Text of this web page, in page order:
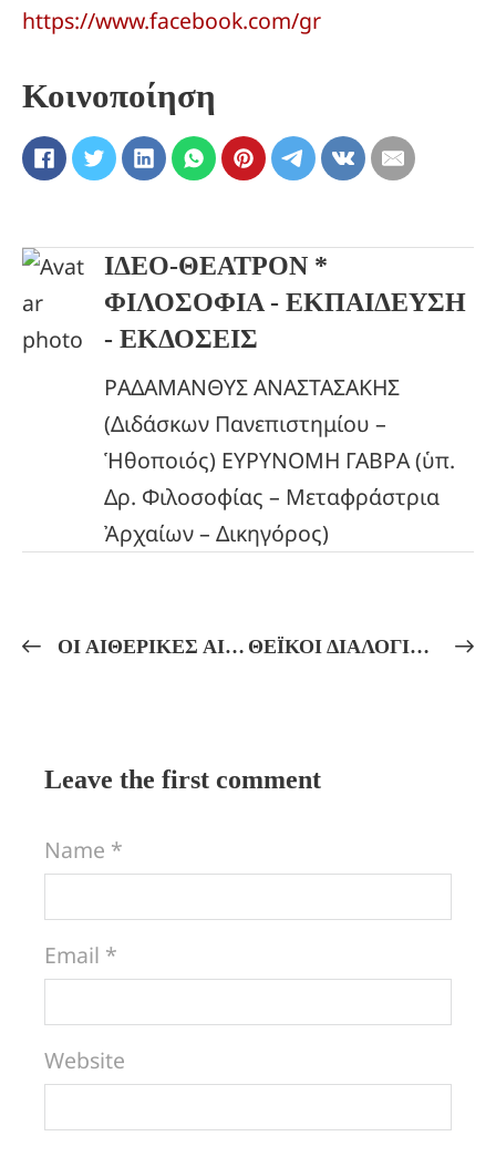
https://www.facebook.com/gr
Κοινοποίηση
ΙΔΕΟ-ΘΕΑΤΡΟΝ *
ΦΙΛΟΣΟΦΙΑ - ΕΚΠΑΙΔΕΥΣΗ
- ΕΚΔΟΣΕΙΣ
ΡΑΔΑΜΑΝΘΥΣ ΑΝΑΣΤΑΣΑΚΗΣ
(Διδάσκων Πανεπιστημίου –
Ἡθοποιός) ΕΥΡΥΝΟΜΗ ΓΑΒΡΑ (ὑπ.
Δρ. Φιλοσοφίας – Μεταφράστρια
Ἀρχαίων – Δικηγόρος)
ΟΙ ΑΙΘΕΡΙΚΕΣ ΑΙΣΘΗΣΕΙΣ ΚΑΙ Η ΜΥΗΣΗ ΣΤΗΝ ΘΕΟΥΡΓΙΚΗ ΠΡΑΞΗ! ΘΕΟΥΡΓΙΑ ΚΑΙ ΝΕΟΠΛΑΤΩΝΙΚΗ ΦΙΛΟΣΟΦΙΑ! ΘΕΪΚΟΙ ΔΙΑΛΟΓΙΣΜΟΙ ΚΑΙ ΟΡΦΙΚΟΙ ΥΜΝΟΙ! Η ΚΑΘΟΔΟΣ ΤΗΣ ΟΥΡΑΝΙΑΣ ΝΥΜΦΗΣ Μυστηριακή Ἑρμηνεία καί Διαλογιστική Τελετή!
Leave the first comment
Name *
Email *
Website